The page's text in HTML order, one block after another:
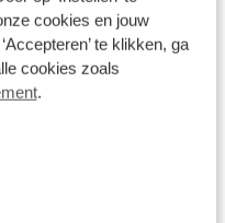
cookies en jouw
te klikken, ga
cookies zoals
.
wij voor u!